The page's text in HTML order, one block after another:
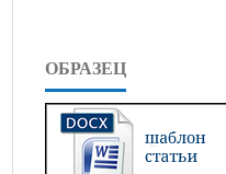
ОБРАЗЕЦ